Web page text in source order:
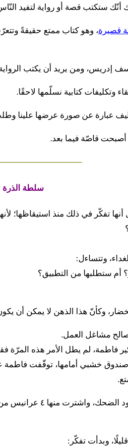
أنّك ستكتب قصة أو رواية لتفيد
قصيرة، وهو كتاب ممتع حقيقةً
إدريس، ومن يريد أن يكتب
وتكليفات كتابية نسلّمها لاحقًا.
عبارة عن صورة عرضها علينا
أصبحت قاصّة فيما بعد.
سلطة الذرة
تفكّر في ذلك منذ استيقاظها؛
وتتساءل:
ستطلبها من التطبيق؟
وكأنّ هذا الذهن لا يمكن أن
مشاغل العمل.
فاطمة، لم يطل الأمر هذه
خشبي أمامها، توقّفت فاطمة
اقتربت فاطمة من
وبدأت تفكّر: